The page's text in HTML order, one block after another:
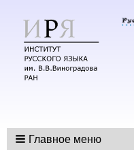
Главное меню